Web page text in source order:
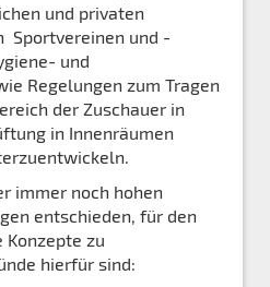
und privaten
Sportvereinen und -
und
Regelungen zum Tragen
der Zuschauer in
in Innenräumen
immer noch hohen
entschieden, für den
zu
hierfür sind: